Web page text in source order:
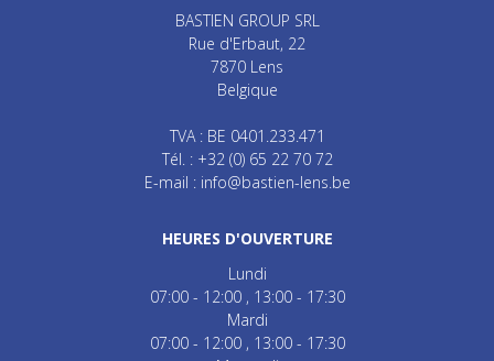
BASTIEN GROUP SRL
Rue d'Erbaut, 22
7870 Lens
Belgique
TVA : BE 0401.233.471
Tél. : +32 (0) 65 22 70 72
E-mail : info@bastien-lens.be
HEURES D'OUVERTURE
Lundi
07:00 - 12:00
13:00 - 17:30
Mardi
07:00 - 12:00
13:00 - 17:30